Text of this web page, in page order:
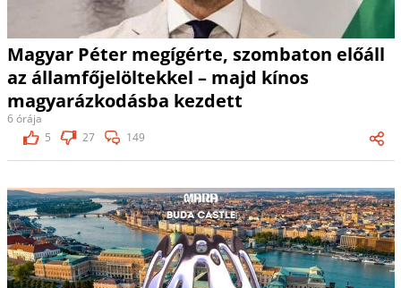
Magyar Péter megígérte, szombaton előáll
az államfőjelöltekkel – majd kínos
magyarázkodásba kezdett
6 órája
5
27 149